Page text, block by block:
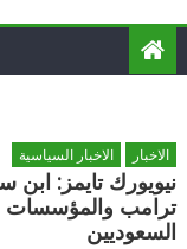
ناشطة أمريكية
أيّ تحدّيات يواجهها
الاخبار الاخبار السياسية
نيويورك تايمز:
ترامب والمؤسسات
السعوديين